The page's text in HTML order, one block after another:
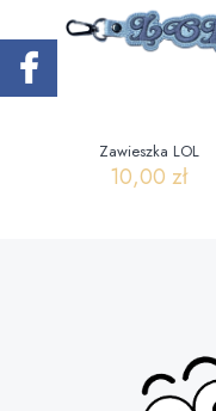
Zawieszka LOL
10,00zł